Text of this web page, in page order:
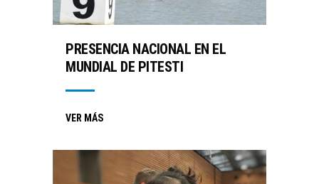
PRESENCIA NACIONAL EN EL
MUNDIAL DE PITESTI
VER MÁS